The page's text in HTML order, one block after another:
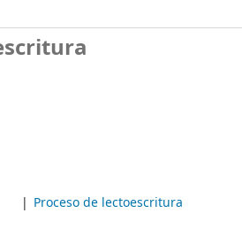
Proceso de lectoescritura